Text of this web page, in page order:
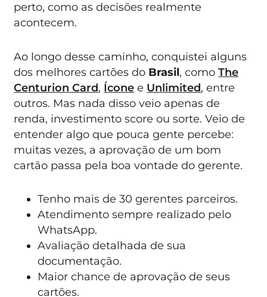
perto, como as decisões realmente
acontecem.
Ao longo desse caminho, conquistei alguns
dos melhores cartões do Brasil, comoThe
Centurion Card, Ícone e Unlimited, entre
outros. Mas nada disso veio apenas de
renda, investimento score ou sorte. Veio de
entender algo que pouca gente percebe:
muitas vezes, a aprovação de um bom
cartão passa pela boa vontade do gerente.
Tenho mais de 30 gerentes parceiros.
Atendimento sempre realizado pelo
WhatsApp.
Avaliação detalhada de sua
documentação.
Maior chance de aprovação de seus
cartões.